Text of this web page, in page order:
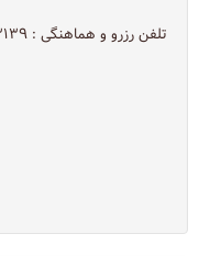
تلفن رزرو و هماهنگی : ۰۲۱۶۶۴۹۳۱۳۹